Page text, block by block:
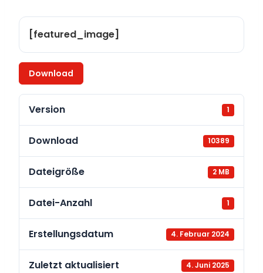
[featured_image]
Download
Version 1
Download 10389
Dateigröße 2 MB
Datei-Anzahl 1
Erstellungsdatum 4. Februar 2024
Zuletzt aktualisiert 4. Juni 2025